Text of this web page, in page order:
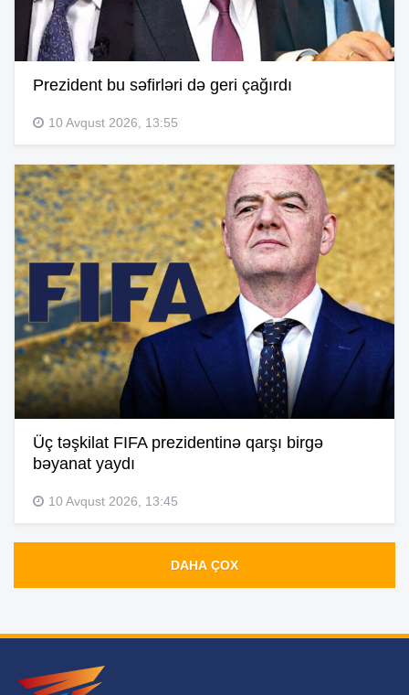
Prezident bu səfirləri də geri çağırdı
10 Avqust 2026, 13:55
Üç təşkilat FIFA prezidentinə qarşı birgə
bəyanat yaydı
10 Avqust 2026, 13:45
DAHA ÇOX